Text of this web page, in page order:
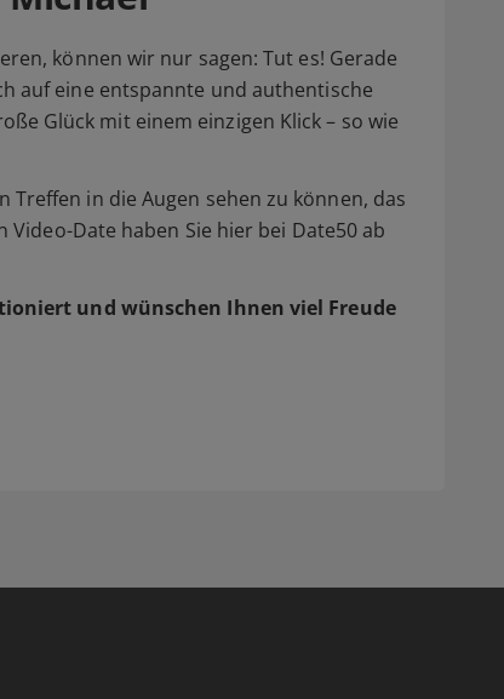
können wir nur sagen: Tut es! Gerade
auf eine entspannte und authentische
Glück mit einem einzigen Klick – so wie
in die Augen sehen zu können, das
Date haben Sie hier bei Date50 ab
und wünschen Ihnen viel Freude